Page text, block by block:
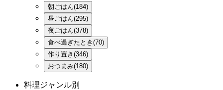
朝ごはん(184)
昼ごはん(295)
夜ごはん(378)
食べ過ぎたとき(70)
作り置き(346)
おつまみ(180)
料理ジャンル別